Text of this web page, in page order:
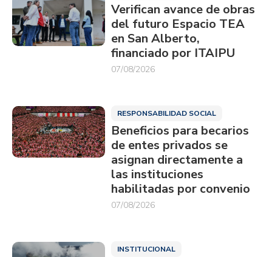
Verifican avance de obras
del futuro Espacio TEA
en San Alberto,
financiado por ITAIPU
07/08/2026
RESPONSABILIDAD SOCIAL
Beneficios para becarios
de entes privados se
asignan directamente a
las instituciones
habilitadas por convenio
07/08/2026
INSTITUCIONAL